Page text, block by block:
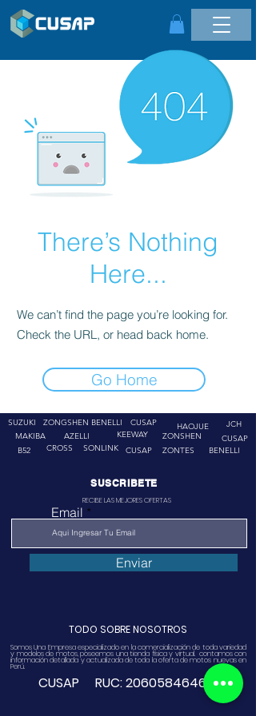
There’s Nothing
Here...
We can’t find the page you’re looking for.
Check the URL, or head back home.
Go Home
SUZUKI
ZONGSHEN
MAKIBA
AZELLI
BENELLI
CUSAP
KEEWAY
B52
CROSS SONLINK CUSAP
HAOJUE
JCH
ZONSHEN
ZONTES
CUSAP
BENELLI
SUSCRIBETE
RECIBE LAS MEJORES OFERTAS
Email
Enviar
TODO SOBRE NOSOTROS
Somos Una Empresa especializado en la comercialización de toda variedad
y modelos de motos, poseemos una tienda física y virtual. contamos con
información detallada y actualizada de toda la oferta de motos nuevas en
Perú.
CUSAP RUC:20605846468